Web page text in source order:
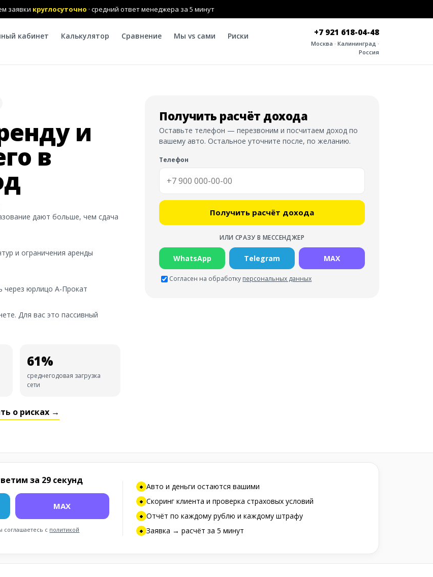
заявки круглосуточно · средний ответ менеджера за 5 минут
кабинет Калькулятор Сравнение Мы vs сами
Риски
+7 921 618-04-48
Москва · Калининград ·
Россия
и
в
дают больше, чем сдача
и ограничения аренды
через юрлицо А-Прокат
Для вас это пассивный
61%
среднегодовая загрузка
сети
о рисках →
Получить расчёт дохода
Оставьте телефон — перезвоним и посчитаем доход по
вашему авто. Остальное уточните после, по желанию.
Телефон
Получить расчёт дохода
ИЛИ СРАЗУ В МЕССЕНДЖЕР
WhatsApp Telegram MAX
Согласен на обработку персональных данных
за 29 секунд
MAX
соглашаетесь с политикой
Авто и деньги остаются вашими
Скоринг клиента и проверка страховых условий
Отчёт по каждому рублю и каждому штрафу
Заявка → расчёт за 5 минут